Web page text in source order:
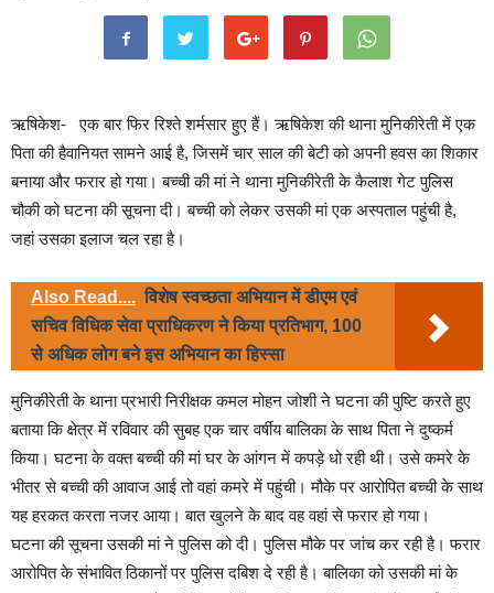
ऋषिकेश- एक बार फिर रिश्ते शर्मसार हुए हैं। ऋषिकेश की थाना मुनिकीरेती में एक
पिता की हैवानियत सामने आई है, जिसमें चार साल की बेटी को अपनी हवस का शिकार
बनाया और फरार हो गया। बच्ची की मां ने थाना मुनिकीरेती के कैलाश गेट पुलिस
चौकी को घटना की सूचना दी। बच्ची को लेकर उसकी मां एक अस्पताल पहुंची है,
जहां उसका इलाज चल रहा है।
Also Read.... विशेष स्वच्छता अभियान में डीएम एवं
सचिव विधिक सेवा प्राधिकरण ने किया प्रतिभाग, 100
से अधिक लोग बने इस अभियान का हिस्सा
मुनिकीरेती के थाना प्रभारी निरीक्षक कमल मोहन जोशी ने घटना की पुष्टि करते हुए
बताया कि क्षेत्र में रविवार की सुबह एक चार वर्षीय बालिका के साथ पिता ने दुष्कर्म
किया। घटना के वक्त बच्ची की मां घर के आंगन में कपड़े धो रही थी। उसे कमरे के
भीतर से बच्ची की आवाज आई तो वहां कमरे में पहुंची। मौके पर आरोपित बच्ची के साथ
यह हरकत करता नजर आया। बात खुलने के बाद वह वहां से फरार हो गया।
घटना की सूचना उसकी मां ने पुलिस को दी। पुलिस मौके पर जांच कर रही है। फरार
आरोपित के संभावित ठिकानों पर पुलिस दबिश दे रही है। बालिका को उसकी मां के